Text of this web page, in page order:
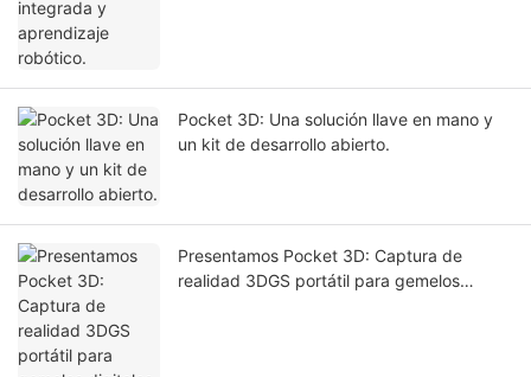
Pocket 3D: Una solución llave en mano y
un kit de desarrollo abierto.
Presentamos Pocket 3D: Captura de
realidad 3DGS portátil para gemelos